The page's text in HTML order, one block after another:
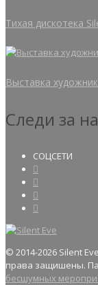
Тихая дискотека
Выставка
Следи за
СОЦСЕТИ
© 2014-2026 Silent
права защишены.
бесшумных